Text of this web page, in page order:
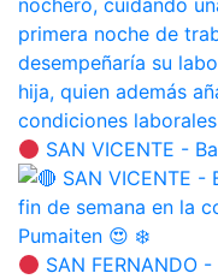
SAN VICENTE -
SAN FERNANDO